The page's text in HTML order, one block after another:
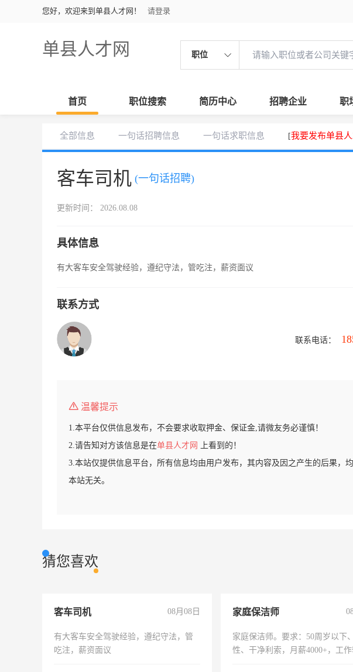
您好，欢迎来到单县人才网！ 请登录
单县人才网 职位
首页 职位搜索 简历中心 招聘企业 职
全部信息 一句话招聘信息 一句话求职信息 [我要发布单县
客车司机 (一句话招聘)
更新时间： 2026.08.08
具体信息
有大客车安全驾驶经验，遵纪守法，管吃注，薪资面议
联系方式
联系电话：
温馨提示
1.本平台仅供信息发布，不会要求收取押金、保证金,请微友务必谨慎！
2.请告知对方该信息是在单县人才网
上看到的！
3.本站仅提供信息平台，所有信息均由用户发布，其内容及因之产生的后果，
本站无关。
猜您喜欢
客车司机 08月08日
有大客车安全驾驶经验，遵纪守法，管
吃注，薪资面议
家庭保洁师
家庭保洁师。要求：50周岁以下
性、干净利索，月薪4000+，工